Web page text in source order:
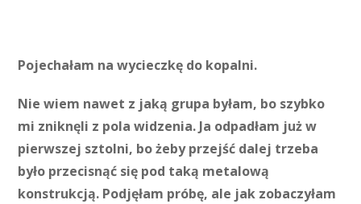
Pojechałam na wycieczkę do kopalni.
Nie wiem nawet z jaką grupa byłam, bo szybko
mi zniknęli z pola widzenia. Ja odpadłam już w
pierwszej sztolni, bo żeby przejść dalej trzeba
było przecisnąć się pod taką metalową
konstrukcją. Podjęłam próbę, ale jak zobaczyłam